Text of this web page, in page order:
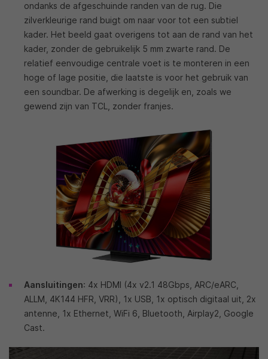
ondanks de afgeschuinde randen van de rug. Die
zilverkleurige rand buigt om naar voor tot een subtiel
kader. Het beeld gaat overigens tot aan de rand van het
kader, zonder de gebruikelijk 5 mm zwarte rand. De
relatief eenvoudige centrale voet is te monteren in een
hoge of lage positie, die laatste is voor het gebruik van
een soundbar. De afwerking is degelijk en, zoals we
gewend zijn van TCL, zonder franjes.
Aansluitingen: 4x HDMI (4x v2.1 48Gbps, ARC/eARC,
ALLM, 4K144 HFR, VRR), 1x USB, 1x optisch digitaal uit, 2x
antenne, 1x Ethernet, WiFi 6, Bluetooth, Airplay2, Google
Cast.